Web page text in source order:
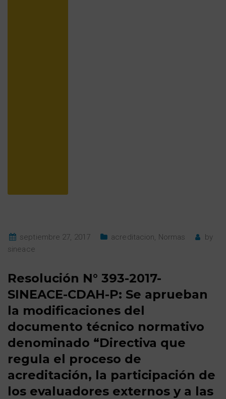
septiembre 27, 2017 acreditacion, Normas
by
sineace
Resolución N° 393-2017-
SINEACE-CDAH-P: Se aprueban
la modificaciones del
documento técnico normativo
denominado “Directiva que
regula el proceso de
acreditación, la participación de
los evaluadores externos y a las